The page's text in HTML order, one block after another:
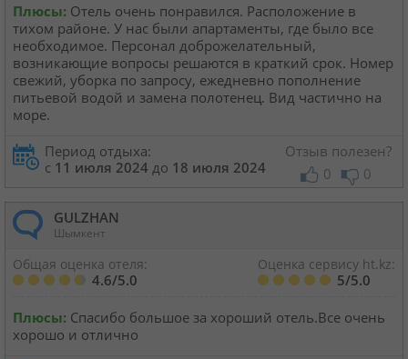
Плюсы: Отель очень понравился. Расположение в
тихом районе. У нас были апартаменты, где было все
необходимое. Персонал доброжелательный,
возникающие вопросы решаются в краткий срок. Номер
свежий, уборка по запросу, ежедневно пополнение
питьевой водой и замена полотенец. Вид частично на
море.
Период отдыха:
с 11 июля 2024 до 18 июля 2024
Отзыв полезен?
0
0
GULZHAN
Шымкент
Общая оценка отеля:
4.6/5.0
Оценка сервису ht.kz:
5/5.0
Плюсы: Спасибо большое за хороший отель.Все очень
хорошо и отлично